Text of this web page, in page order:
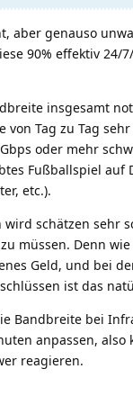
aber genauso
90% effektiv 24/
insgesamt
von Tag zu Tag
oder mehr
Fußballspiel auf
etc.).
wird schätzen sehr
müssen. Denn
Geld, und bei
ist das
Bandbreite bei
anpassen, also
reagieren.